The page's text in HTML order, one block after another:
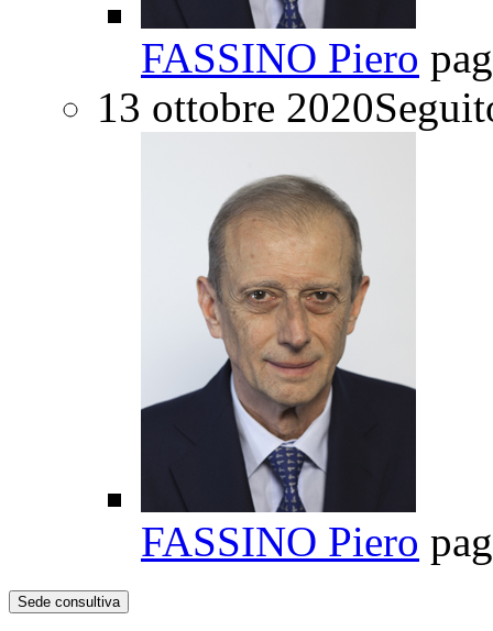
FASSINO Piero
13 ottobre 2020
FASSINO Piero
Sede consultiva